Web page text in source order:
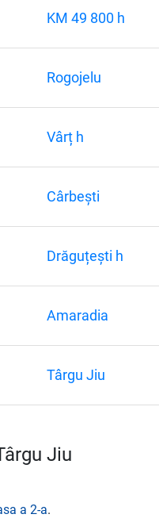
KM 49 800 h
Rogojelu
Vârț h
Cârbești
Drăguțești h
Amaradia
Târgu Jiu
Jiu
a 2-a.